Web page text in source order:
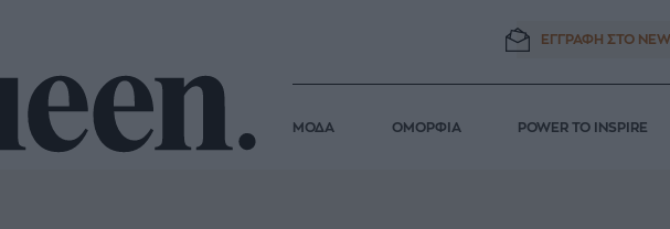
ΕΓΓΡΑΦΗ ΣΤΟ
ΜΟΔΑ ΟΜΟΡΦΙΑ POWER TO INSPIRE